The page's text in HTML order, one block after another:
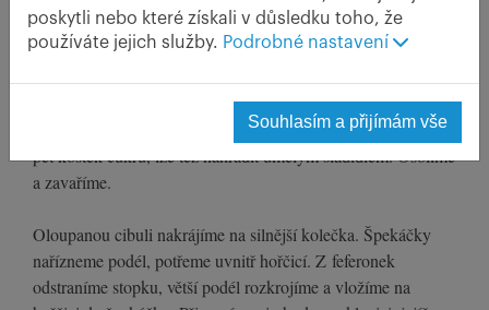
Postup
Špekáčky zbavíme provázků, ev. kovových spon a oloupeme
je. Do vhodného hrnce nalijeme odměřené množství vody,
přidáme ocet, nové koření a celý pepř, vrchovatou lžíci nebo
pět kostek cukru, lze též nahradit umělým sladidlem. Osolíme
a zavaříme.
Oloupanou cibuli nakrájíme na silnější kolečka. Špekáčky
nařízneme podél, potřeme uvnitř hořčicí. Z feferonek
odstraníme stopku, větší podél rozkrojíme a vložíme na
poskytli nebo které získali v důsledku toho, že
používáte jejich služby. Podrobné nastavení
Souhlasím a přijímám vše